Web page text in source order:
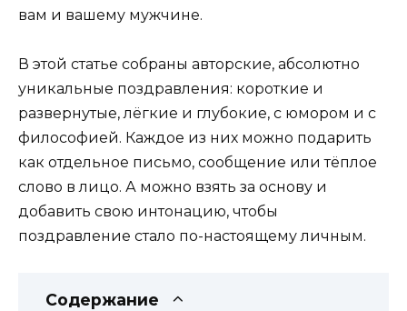
вам и вашему мужчине.
В этой статье собраны авторские, абсолютно
уникальные поздравления: короткие и
развернутые, лёгкие и глубокие, с юмором и с
философией. Каждое из них можно подарить
как отдельное письмо, сообщение или тёплое
слово в лицо. А можно взять за основу и
добавить свою интонацию, чтобы
поздравление стало по-настоящему личным.
Содержание